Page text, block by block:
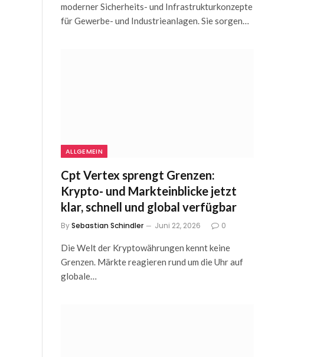
moderner Sicherheits- und Infrastrukturkonzepte
für Gewerbe- und Industrieanlagen. Sie sorgen…
ALLGEMEIN
Cpt Vertex sprengt Grenzen:
Krypto- und Markteinblicke jetzt
klar, schnell und global verfügbar
BySebastian Schindler Juni 22, 2026 0
Die Welt der Kryptowährungen kennt keine
Grenzen. Märkte reagieren rund um die Uhr auf
globale…